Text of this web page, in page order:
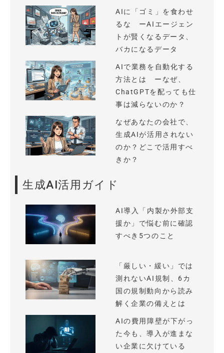
AIに「ゴミ」を食わせ
るな ーAIエージェン
トが賢くなるデータ、
バカになるデータ
AIで業務を自動化する
方法とは ーなぜ、
ChatGPTを配っても仕
事は減らないのか？
なぜあなたの会社で、
生成AIが活用されない
のか？どこで活用すべ
きか？
生成AI活用ガイド
AI導入「内製か外部支
援か」で悩む前に確認
すべき5つのこと
「厳しい・緩い」では
測れないAI規制、6カ
国の規制動向から読み
解く企業の備えとは
AIの費用障壁が下がっ
た今も、導入が進まな
い企業に欠けている